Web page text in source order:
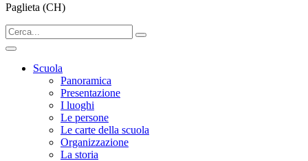
Paglieta (CH)
Scuola
Panoramica
Presentazione
I luoghi
Le persone
Le carte della scuola
Organizzazione
La storia